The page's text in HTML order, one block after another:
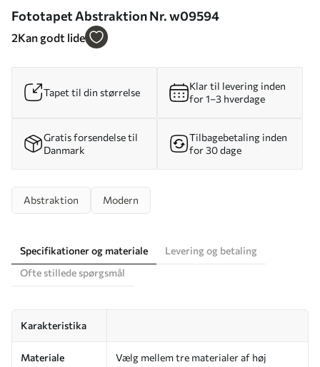
Fototapet Abstraktion Nr. w09594
2Kan godt lide
Tapet til din størrelse
Klar til levering inden
for 1–3 hverdage
Gratis forsendelse til
Danmark
Tilbagebetaling inden
for 30 dage
Abstraktion Modern
Specifikationer og materiale
Levering og betaling
Ofte stillede spørgsmål
Karakteristika
Materiale
Vælg mellem tre materialer af høj